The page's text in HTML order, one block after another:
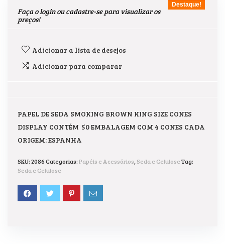
Destaque!
Faça o login ou cadastre-se para visualizar os
preços!
Adicionar a lista de desejos
Adicionar para comparar
PAPEL DE SEDA SMOKING BROWN KING SIZE CONES
DISPLAY CONTÉM 50 EMBALAGEM COM 4 CONES CADA
ORIGEM: ESPANHA
SKU:2086Categorias:Papéis e Acessórios Seda e CeluloseTag:
Seda e Celulose